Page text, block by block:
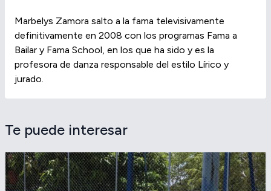
Marbelys Zamora salto a la fama televisivamente
definitivamente en 2008 con los programas Fama a
Bailar y Fama School, en los que ha sido y es la
profesora de danza responsable del estilo Lírico y
jurado.
Te puede interesar